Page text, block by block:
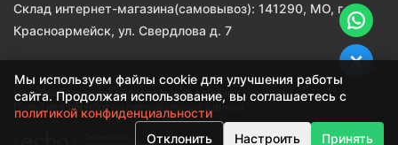
Склад интернет-магазина(самовывоз): 141290, МО, г.
Красноармейск, ул. Свердлова д. 7
Мы обрабатываем персональные данные согласно
Политике обработки персональных данных
Мы используем файлы cookie для улучшения работы
сайта. Продолжая использование, вы соглашаетесь с
политикой конфиденциальности
Отклонить
Настроить Принять